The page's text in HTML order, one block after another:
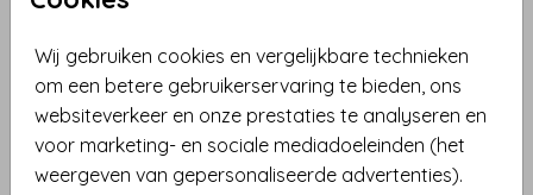
Wij gebruiken cookies en vergelijkbare technieken
om een betere gebruikerservaring te bieden, ons
websiteverkeer en onze prestaties te analyseren en
voor marketing- en sociale mediadoeleinden (het
weergeven van gepersonaliseerde advertenties).